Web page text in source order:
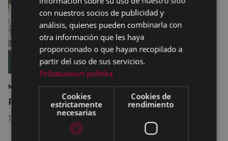
MÚSICA BAILE DEPORTE SANJUANES 2026
Programa San Juan
11/05/2026 14/05/2026
con nuestros socios de publicidad y
análisis, quienes pueden combinarla con
otra información que les haya
proporcionado o que hayan recopilado a
partir del uso de sus servicios.
Pribatutasun-politika
Cookies
estrictamente
necesarias
Cookies de
rendimiento